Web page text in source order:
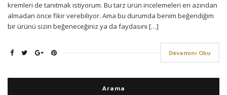
kremleri de tanıtmak istiyorum. Bu tarz ürün incelemeleri en azından
almadan önce fikir verebiliyor. Ama bu durumda benim beğendiğim
bir ürünü sizin beğeneceğiniz ya da faydasını […]
Devamını Oku
Arama